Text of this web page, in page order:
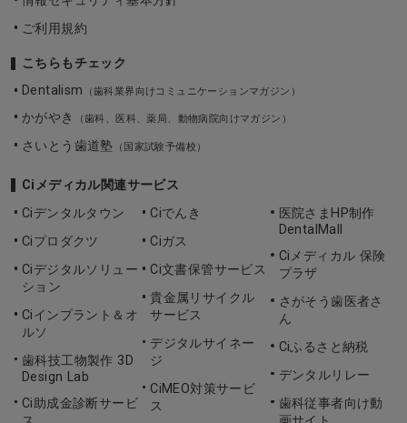
ご利用規約
こちらもチェック
Dentalism
（歯科業界向けコミュニケーションマガジン）
かがやき （歯科、医科、薬局、動物病院向けマガジン）
さいとう歯道塾 （国家試験予備校）
Ciメディカル関連サービス
Ciデンタルタウン
Ciプロダクツ
Ciデジタルソリュー
ション
Ciインプラント＆オ
ルソ
歯科技工物製作 3D
Design Lab
Ci助成金診断サービ
Ciでんき
Ciガス
Ci文書保管サービス
貴金属リサイクル
サービス
デジタルサイネー
ジ
CiMEO対策サービ
ス
医院さまHP制作
DentalMall
Ciメディカル 保険
プラザ
さがそう歯医者さ
ん
Ciふるさと納税
デンタルリレー
歯科従事者向け動